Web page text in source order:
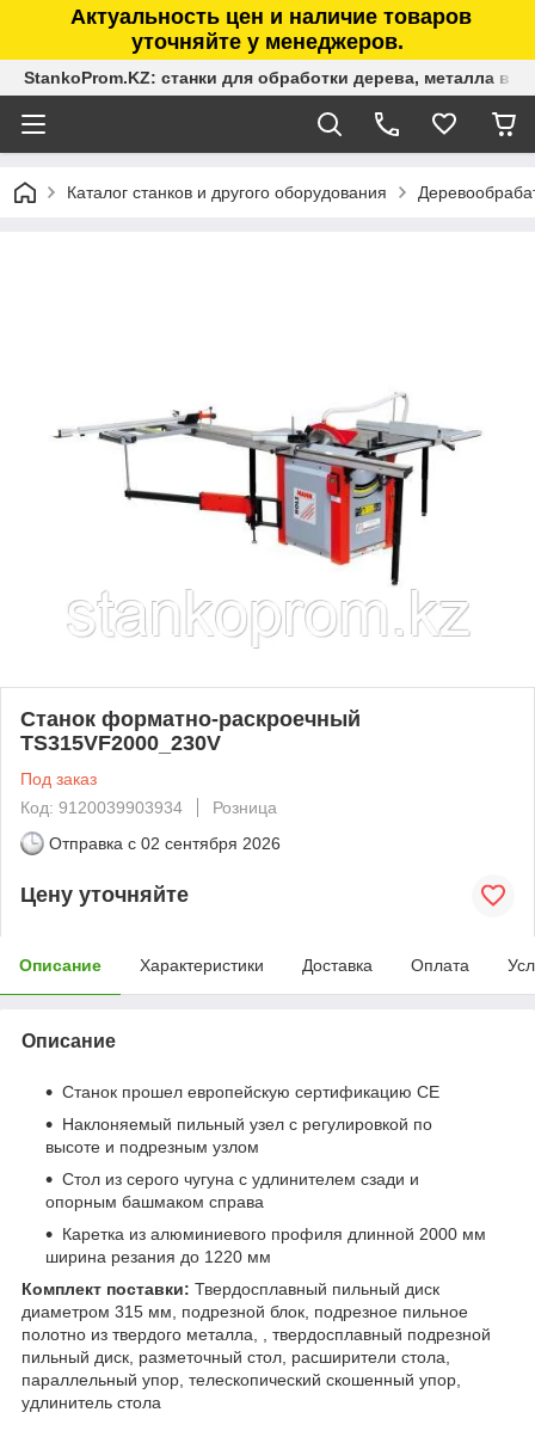
Актуальность цен и наличие товаров
уточняйте у менеджеров.
StankoProm.KZ: станки для обработки дерева, металла в
Каталог станков и другого оборудования
Станок форматно-раскроечный
TS315VF2000_230V
Под заказ
Код: 9120039903934
Розница
Отправка с 02 сентября 2026
Цену уточняйте
Описание Характеристики Доставка Оплата
Описание
Станок прошел европейскую сертификацию СЕ
Наклоняемый пильный узел с регулировкой по
высоте и подрезным узлом
Стол из серого чугуна с удлинителем сзади и
опорным башмаком справа
Каретка из алюминиевого профиля длинной 2000 мм
ширина резания до 1220 мм
Комплект поставки: Твердосплавный пильный диск
диаметром 315 мм, подрезной блок, подрезное пильное
полотно из твердого металла, , твердосплавный подрезной
пильный диск, разметочный стол, расширители стола,
параллельный упор, телескопический скошенный упор,
удлинитель стола